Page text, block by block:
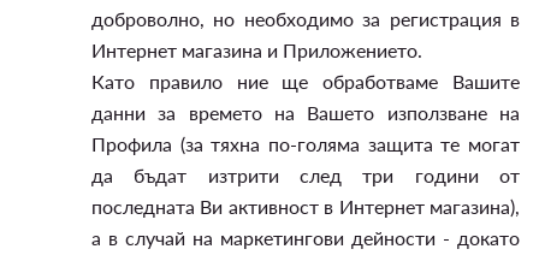
доброволно, но необходимо за регистрация в
Интернет магазина и Приложението.
Като правило ние ще обработваме Вашите
данни за времето на Вашето използване на
Профила (за тяхна по-голяма защита те могат
да бъдат изтрити след три години от
последната Ви активност в Интернет магазина),
а в случай на маркетингови дейности - докато